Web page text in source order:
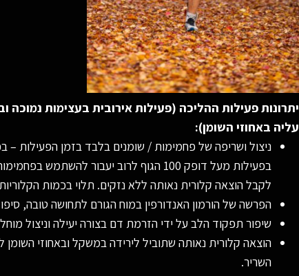
יתרונות פעילות ההליכה (פעילות אירובית בעצימות
עליה באחוזי השומן):
לקבל הוצאה קלורית נאותה ללא נזקים. תלוי בכמות
הפרשה של הורמון האנדורפין במוח הגורם לתחושה טובה,
שיפור תפקוד הלב על ידי הזרמת דם בצורה יעילה וניצול
הוצאה קלורית נאותה שתוביל לירידה במשקל ובאחוזי
השריר.